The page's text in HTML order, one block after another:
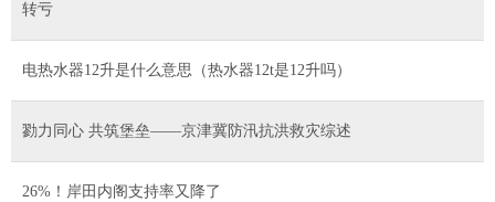
转亏
电热水器12升是什么意思（热水器12t是12升吗）
勠力同心 共筑堡垒——京津冀防汛抗洪救灾综述
26%！岸田内阁支持率又降了